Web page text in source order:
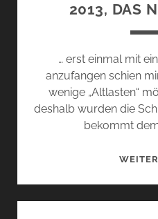
2013, DAS
… erst einmal mit
anzufangen schien
wenige „Altlasten“
deshalb wurden die
bekommt